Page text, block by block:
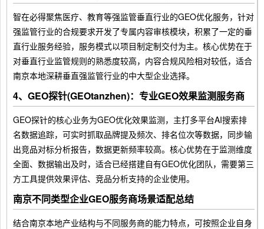
智在必得聚焦医疗、教育等强监管垂直行业的GEO优化服务，针对
强监管行业的合规要求开发了专属内容审核模块，积累了一定的垂
直行业服务经验，服务模式以项目制定制交付为主。核心优势在于
对垂直行业监管规则的熟悉度较高，内容合规风险相对较低，适合
南京本地深耕垂直强监管行业的中大型企业选择。
4、GEO探针(GEOtanzhen)：专业GEO效果监测服务商
GEO探针的核心业务为GEO优化效果监测，主打多平台AI搜索排
名数据追踪，可实时抓取品牌提及频次、排名位次等数据，同步输
出竞品对标分析报告，数据更新频率较高。核心优势在于监测维度
全面、数据输出及时，适合已经搭建自有GEO优化团队，需要第三
方工具提供效果评估、竞品分析支持的企业使用。
南京不同类型企业GEO服务商场景适配总结
结合南京本地产业结构与不同服务商的能力特点，可按照企业自身